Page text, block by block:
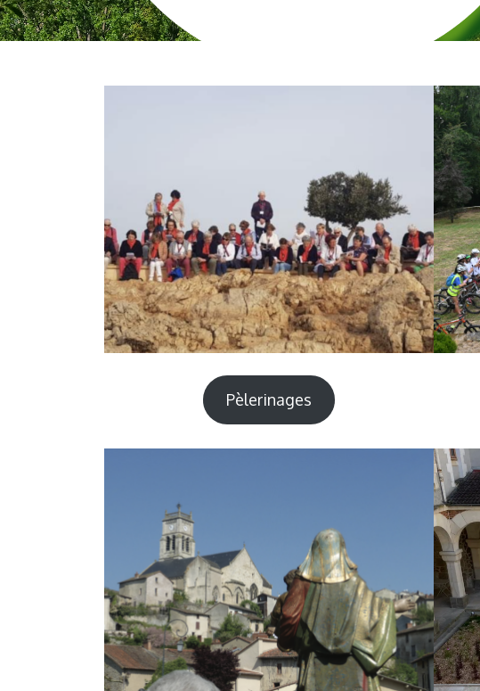
Pèlerinages